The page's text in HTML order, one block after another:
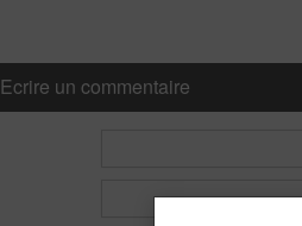
Ecrire un commentaire